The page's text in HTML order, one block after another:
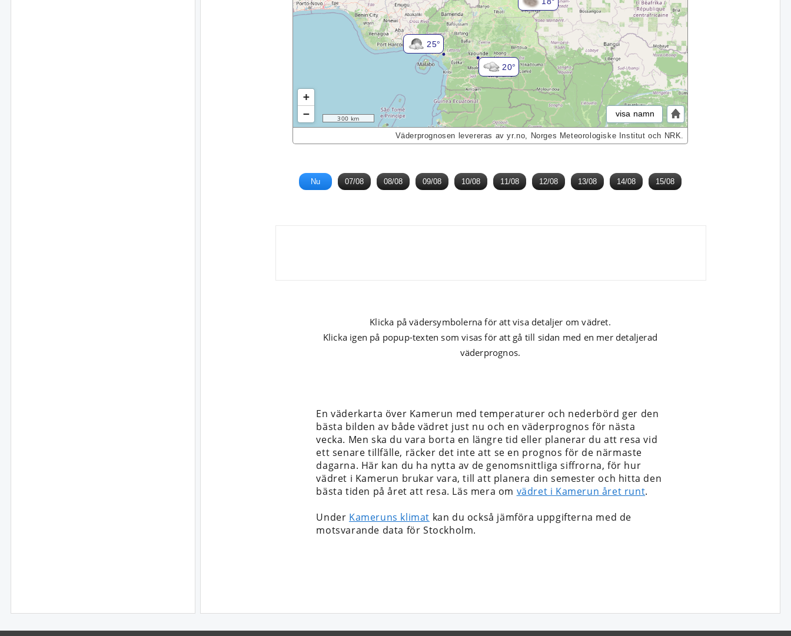
20°
25°
+
−
300 km visa namn
Väderprognosen levereras av yr.no, Norges Meteorologiske Institut och NRK.
Nu 07/08 08/08 09/08 10/08 11/08 12/08 13/08 14/08 15/08
Klicka på vädersymbolerna för att visa detaljer om vädret.
Klicka igen på popup-texten som visas för att gå till sidan med en mer detaljerad
väderprognos.
En väderkarta över Kamerun med temperaturer och nederbörd ger den
bästa bilden av både vädret just nu och en väderprognos för nästa
vecka. Men ska du vara borta en längre tid eller planerar du att resa vid
ett senare tillfälle, räcker det inte att se en prognos för de närmaste
dagarna. Här kan du ha nytta av de genomsnittliga siffrorna, för hur
vädret i Kamerun brukar vara, till att planera din semester och hitta den
bästa tiden på året att resa. Läs mera om vädret i Kamerun året runt.
Under Kameruns klimat kan du också jämföra uppgifterna med de
motsvarande data för Stockholm.